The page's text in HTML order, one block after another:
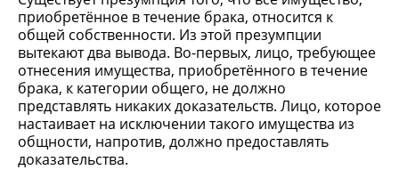
приобретённое в течение брака, относится к
общей собственности. Из этой презумпции
вытекают два вывода. Во-первых, лицо, требующее
отнесения имущества, приобретённого в течение
брака, к категории общего, не должно
представлять никаких доказательств. Лицо, которое
настаивает на исключении такого имущества из
общности, напротив, должно предоставлять
доказательства.